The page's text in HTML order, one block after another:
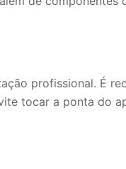
profissional. É
tocar a ponta do